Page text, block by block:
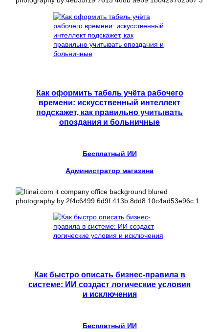
Как оформить табель учёта рабочего
времени: искусственный интеллект
подскажет, как правильно учитывать
опоздания и больничные
Бесплатный ИИ
Администратор магазина
Как быстро описать бизнес-правила в
системе: ИИ создаст логические условия
и исключения
Бесплатный ИИ